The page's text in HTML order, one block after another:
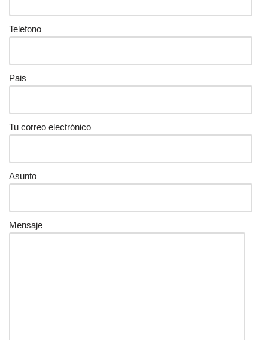
Telefono
Pais
Tu correo electrónico
Asunto
Mensaje